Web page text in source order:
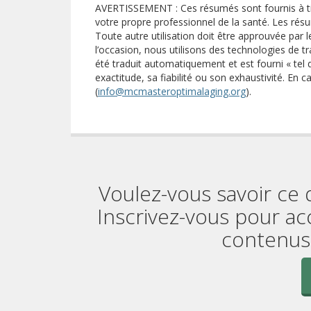
AVERTISSEMENT : Ces résumés sont fournis
votre propre professionnel de la santé. Les
Toute autre utilisation doit être approuvée par
l’occasion, nous utilisons des technologies de
été traduit automatiquement et est fourni « tel
exactitude, sa fiabilité ou son exhaustivité. En
(info@mcmasteroptimalaging.org).
Voulez-vous savoir
Inscrivez-vous pour